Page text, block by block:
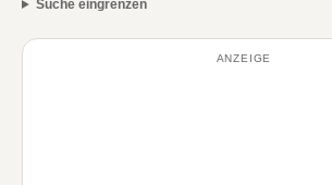
Suche eingrenzen
ANZEIGE